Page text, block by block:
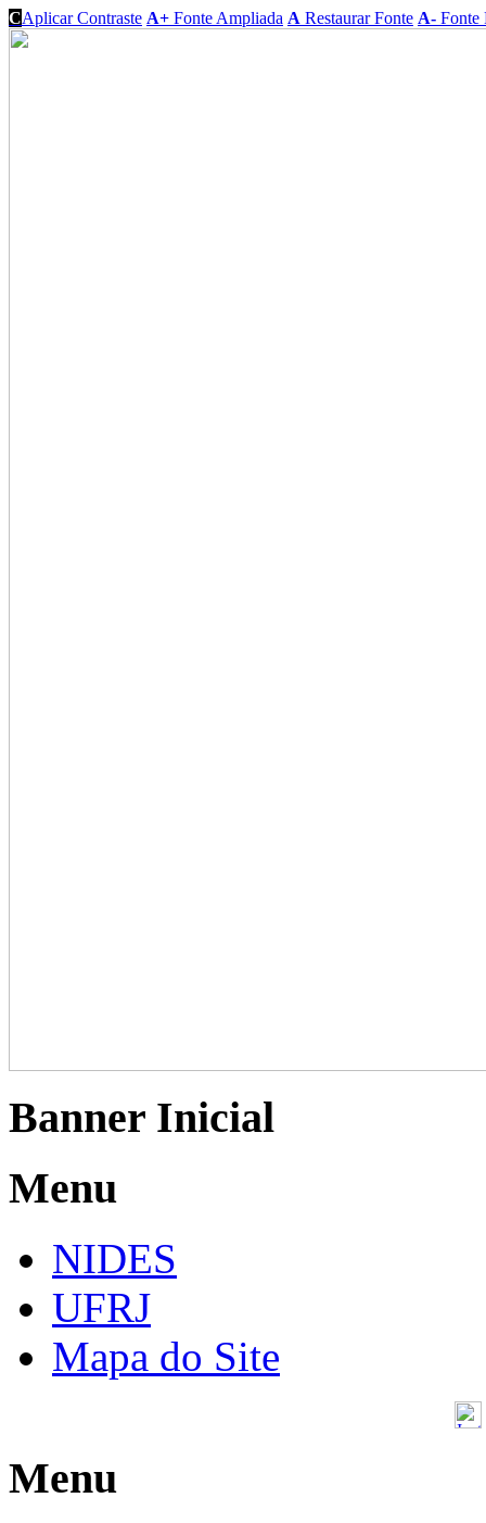
CAplicar Contraste A+ Fonte Ampliada A Restaurar Fonte A- Fonte
Banner Inicial
Menu
NIDES
UFRJ
Mapa do Site
Menu